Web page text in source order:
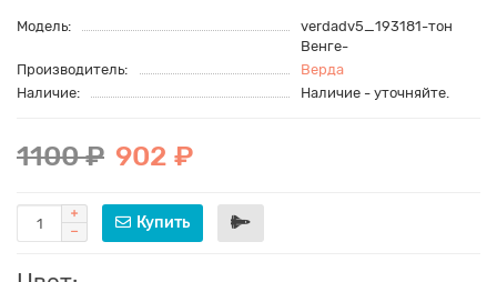
Модель:
verdadv5_193181-тон
Венге-
Производитель:
Верда
Наличие:
Наличие - уточняйте.
1100 ₽ 902 ₽
Купить